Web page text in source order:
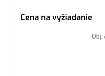
12VDC/PoE, svetelná
vstavaný mikrofón a
snímač: 8m, analytické
Cena na vyžiadanie
Obj.